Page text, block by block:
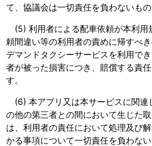
て、協議会は一切責任を負わないもの
(5) 利用者による配車依頼が本利用
頼間違い等の利用者の責めに帰すべ
デマンドタクシーサービスを利用で
者が被った損害につき、賠償する責
す。
(6) 本アプリ又は本サービスに関連
の他の第三者との間において生じた
は、利用者の責任において処理及び
かる事項について一切責任を負わない